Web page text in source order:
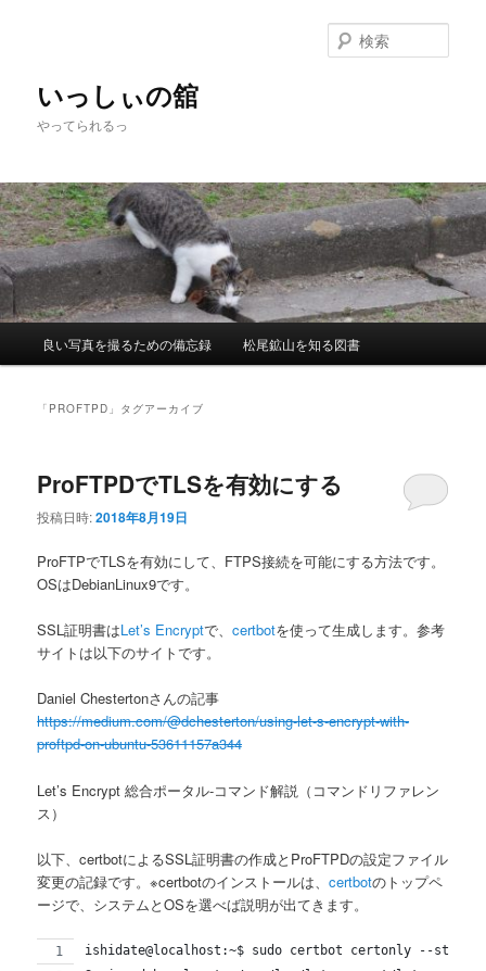
へ
移
動
移
動
いっしぃの舘
やってられるっ
索
良い写真を撮るための備忘録 松尾鉱山を知る図書
「 PROFTPD 」タグアーカイブ
ProFTPDでTLSを有効にする
投稿日時:2018年8月19日
ProFTPでTLSを有効にして、FTPS接続を可能にする方法です。
OSはDebianLinux9です。
SSL証明書はLet’s Encryptで、certbotを使って生成します。参考
サイトは以下のサイトです。
Daniel Chestertonさんの記事
https://medium.com/@dchesterton/using-let-s-encrypt-with-
proftpd-on-ubuntu-53611157a344
Let’s Encrypt 総合ポータル-コマンド解説（コマンドリファレン
ス）
以下、certbotによるSSL証明書の作成とProFTPDの設定ファイル
変更の記録です。※certbotのインストールは、certbotのトップペ
ージで、システムとOSを選べば説明が出てきます。
ishidate@localhost:~$ sudo certbot certonly --